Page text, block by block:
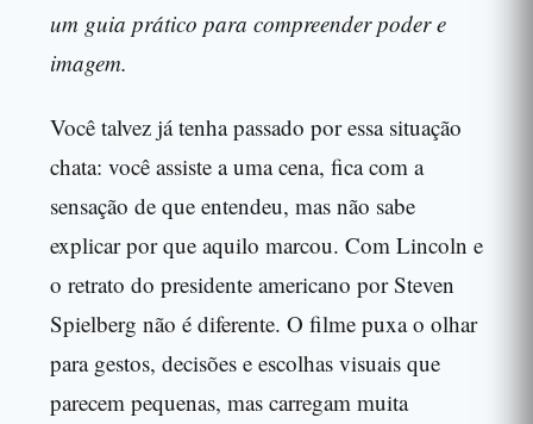
um guia prático para compreender poder e
imagem.
Você talvez já tenha passado por essa situação
chata: você assiste a uma cena, fica com a
sensação de que entendeu, mas não sabe
explicar por que aquilo marcou. Com Lincoln e
o retrato do presidente americano por Steven
Spielberg não é diferente. O filme puxa o olhar
para gestos, decisões e escolhas visuais que
parecem pequenas, mas carregam muita